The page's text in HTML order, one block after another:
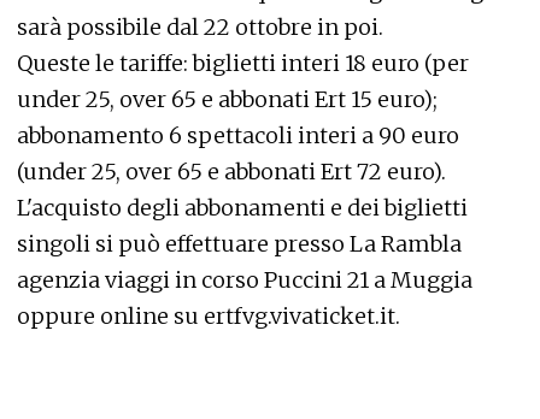
sarà possibile dal 22 ottobre in poi.
Queste le tariffe: biglietti interi 18 euro (per
under 25, over 65 e abbonati Ert 15 euro);
abbonamento 6 spettacoli interi a 90 euro
(under 25, over 65 e abbonati Ert 72 euro).
L'acquisto degli abbonamenti e dei biglietti
singoli si può effettuare presso La Rambla
agenzia viaggi in corso Puccini 21 a Muggia
oppure online su ertfvg.vivaticket.it.